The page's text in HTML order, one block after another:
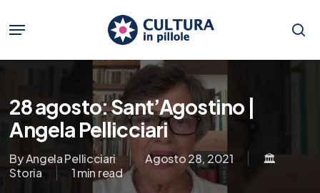
main
content
Menu
28 agosto: Sant’Agostino |
Angela Pellicciari
ByAngela Pellicciari Agosto 28, 2021
🏛️
Storia
1 min read